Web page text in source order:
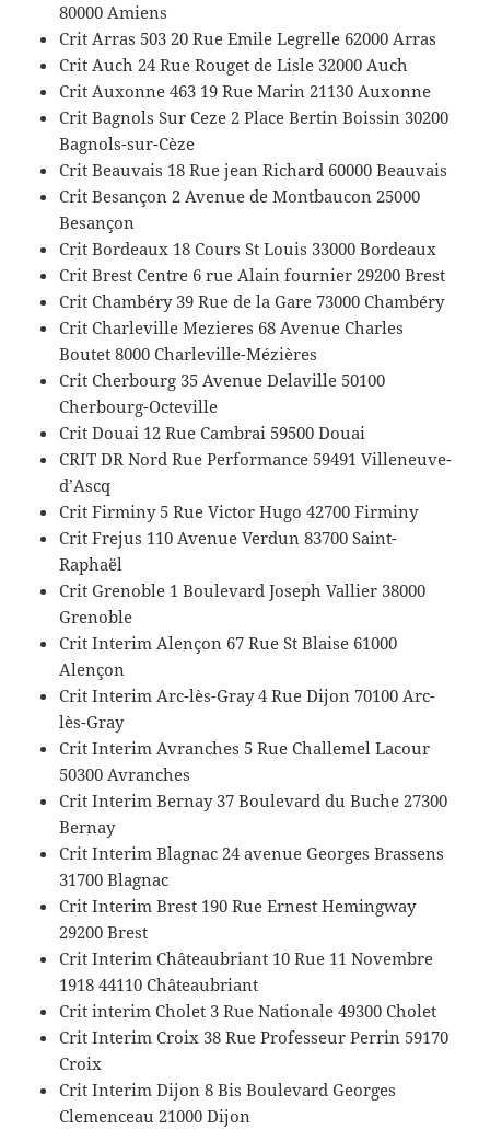
80000 Amiens
Crit Arras 503 20 Rue Emile Legrelle 62000 Arras
Crit Auch 24 Rue Rouget de Lisle 32000 Auch
Crit Auxonne 463 19 Rue Marin 21130 Auxonne
Crit Bagnols Sur Ceze 2 Place Bertin Boissin 30200
Bagnols-sur-Cèze
Crit Beauvais 18 Rue jean Richard 60000 Beauvais
Crit Besançon 2 Avenue de Montbaucon 25000
Besançon
Crit Bordeaux 18 Cours St Louis 33000 Bordeaux
Crit Brest Centre 6 rue Alain fournier 29200 Brest
Crit Chambéry 39 Rue de la Gare 73000 Chambéry
Crit Charleville Mezieres 68 Avenue Charles
Boutet 8000 Charleville-Mézières
Crit Cherbourg 35 Avenue Delaville 50100
Cherbourg-Octeville
Crit Douai 12 Rue Cambrai 59500 Douai
CRIT DR Nord Rue Performance 59491 Villeneuve-
d’Ascq
Crit Firminy 5 Rue Victor Hugo 42700 Firminy
Crit Frejus 110 Avenue Verdun 83700 Saint-
Raphaël
Crit Grenoble 1 Boulevard Joseph Vallier 38000
Grenoble
Crit Interim Alençon 67 Rue St Blaise 61000
Alençon
Crit Interim Arc-lès-Gray 4 Rue Dijon 70100 Arc-
lès-Gray
Crit Interim Avranches 5 Rue Challemel Lacour
50300 Avranches
Crit Interim Bernay 37 Boulevard du Buche 27300
Bernay
Crit Interim Blagnac 24 avenue Georges Brassens
31700 Blagnac
Crit Interim Brest 190 Rue Ernest Hemingway
29200 Brest
Crit Interim Châteaubriant 10 Rue 11 Novembre
1918 44110 Châteaubriant
Crit interim Cholet 3 Rue Nationale 49300 Cholet
Crit Interim Croix 38 Rue Professeur Perrin 59170
Croix
Crit Interim Dijon 8 Bis Boulevard Georges
Clemenceau 21000 Dijon